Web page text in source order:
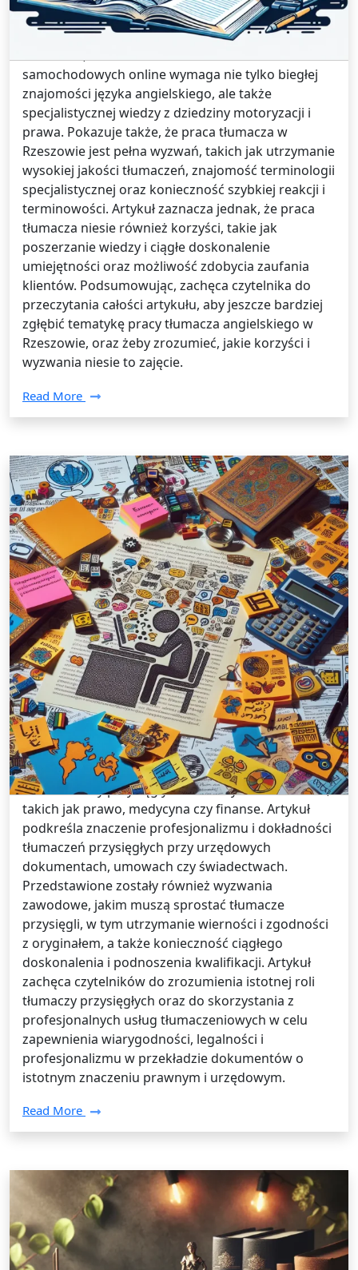
Artykuł omawia wyzwania i korzyści związane z
pracą tłumacza angielskiego w Rzeszowie.
samochodowych online wymaga nie tylko biegłej
znajomości języka angielskiego, ale także
specjalistycznej wiedzy z dziedziny motoryzacji i
prawa. Pokazuje także, że praca tłumacza w
Rzeszowie jest pełna wyzwań, takich jak utrzymanie
wysokiej jakości tłumaczeń, znajomość terminologii
specjalistycznej oraz konieczność szybkiej reakcji i
terminowości. Artykuł zaznacza jednak, że praca
tłumacza niesie również korzyści, takie jak
poszerzanie wiedzy i ciągłe doskonalenie
umiejętności oraz możliwość zdobycia zaufania
klientów. Podsumowując, zachęca czytelnika do
przeczytania całości artykułu, aby jeszcze bardziej
zgłębić tematykę pracy tłumacza angielskiego w
Rzeszowie, oraz żeby zrozumieć, jakie korzyści i
wyzwania niesie to zajęcie.
Read More
Tłumaczenia /21 listopada 2024
Profesjonalne tłumaczenia: rola
tłumaczy przysięgłych
W artykule pod tytułem „Rola tłumaczy przysięgłych
w procesie tłumaczeń” omówiona została kluczowa
rola tłumaczy przysięgłych w ważnych dziedzinach,
takich jak prawo, medycyna czy finanse. Artykuł
podkreśla znaczenie profesjonalizmu i dokładności
tłumaczeń przysięgłych przy urzędowych
dokumentach, umowach czy świadectwach.
Przedstawione zostały również wyzwania
zawodowe, jakim muszą sprostać tłumacze
przysięgli, w tym utrzymanie wierności i zgodności
z oryginałem, a także konieczność ciągłego
doskonalenia i podnoszenia kwalifikacji. Artykuł
zachęca czytelników do zrozumienia istotnej roli
tłumaczy przysięgłych oraz do skorzystania z
profesjonalnych usług tłumaczeniowych w celu
zapewnienia wiarygodności, legalności i
profesjonalizmu w przekładzie dokumentów o
istotnym znaczeniu prawnym i urzędowym.
Read More